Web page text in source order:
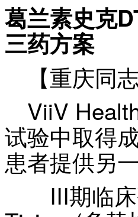
葛兰素史克
三药方案
【重庆同
ViiV
试验中取得
患者提供另
III期临床